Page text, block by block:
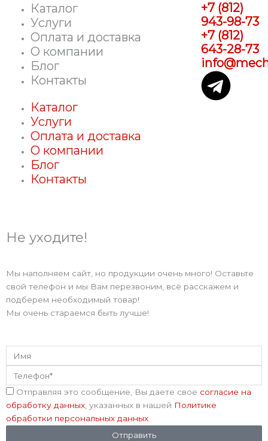
Каталог
Услуги
Оплата и доставка
О компании
Блог
Контакты
Каталог
Услуги
Оплата и доставка
О компании
Блог
Контакты
+7 (812)
943-98-73
+7 (812)
643-28-73
T
a
m
Не уходите!
Мы наполняем сайт, но продукции очень много! Оставьте
свой телефон и мы Вам перезвоним, всё расскажем и
подберем необходимый товар!
Мы очень стараемся быть лучше!
Имя
Телефон
Соглашение
Отправляя это сообщение, Вы даете свое согласие на
обработку данных, указанных в нашей Политике
обработки персональных данных.
Отправить